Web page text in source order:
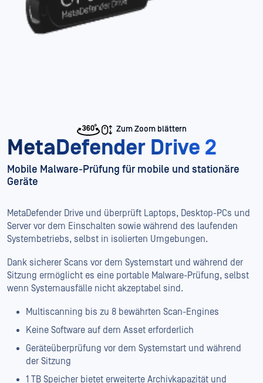
Zum Zoom blättern
MetaDefender Drive 2
Mobile Malware-Prüfung für mobile und stationäre
Geräte
MetaDefender Drive und überprüft Laptops, Desktop-PCs und
Server vor dem Einschalten sowie während des laufenden
Systembetriebs, selbst in isolierten Umgebungen.
Dank sicherer Scans vor dem Systemstart und während der
Sitzung ermöglicht es eine portable Malware-Prüfung, selbst
wenn Systemausfälle nicht akzeptabel sind.
Multiscanning bis zu 8 bewährten Scan-Engines
Keine Software auf dem Asset erforderlich
Geräteüberprüfung vor dem Systemstart und während
der Sitzung
1 TB Speicher bietet erweiterte Archivkapazität und